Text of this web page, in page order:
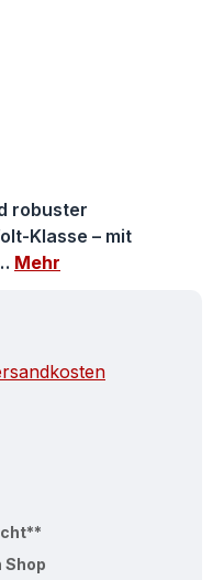
robuster
Klasse – mit
Mehr
Shop